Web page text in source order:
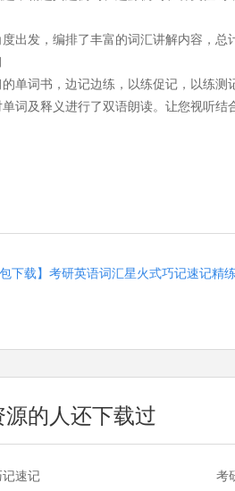
出发，编排了丰富的词汇讲解内容，
单词书，边记边练，以练促记，以练测
词及释义进行了双语朗读。让您视听结
包下载】考研英语词汇星火式巧记速记精练
的人还下载过
速记 考